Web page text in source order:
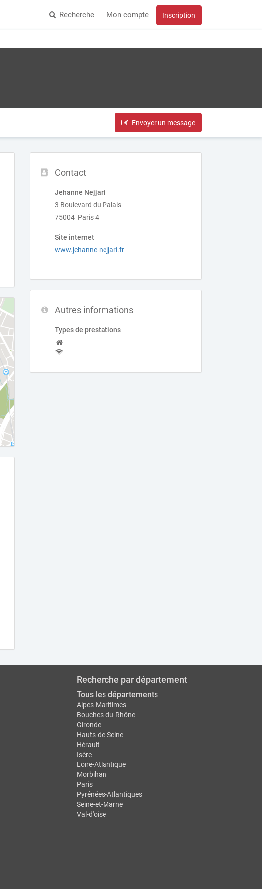
Recherche Mon compte Inscription
Envoyer un message
Contact
Jehanne Nejjari
3 Boulevard du Palais
75004 Paris 4
Site internet
www.jehanne-nejjari.fr
Autres informations
Types de prestations
Recherche par département
Tous les départements
Alpes-Maritimes
Bouches-du-Rhône
Gironde
Hauts-de-Seine
Hérault
Isère
Loire-Atlantique
Morbihan
Paris
Pyrénées-Atlantiques
Seine-et-Marne
Val-d'oise